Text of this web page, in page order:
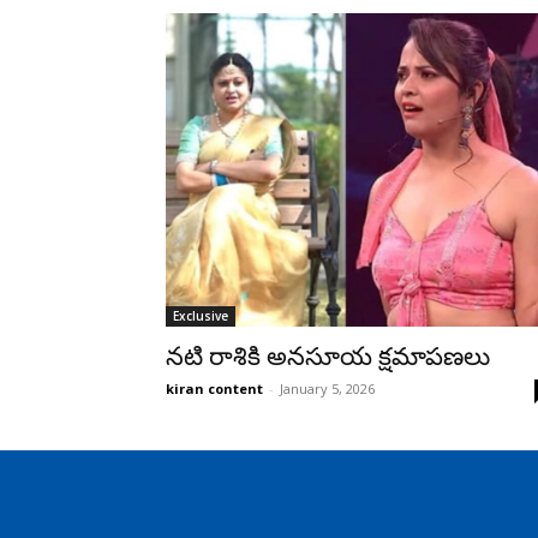
Exclusive
నటి రాశికి అనసూయ క్షమాపణలు
kiran content - January 5, 2026